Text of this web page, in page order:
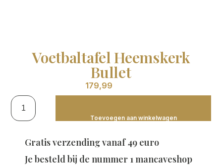
Voetbaltafel Heemskerk
Bullet
179,99
Toevoegen aan winkelwagen
Gratis verzending vanaf 49 euro
Je besteld bij de nummer 1 mancaveshop